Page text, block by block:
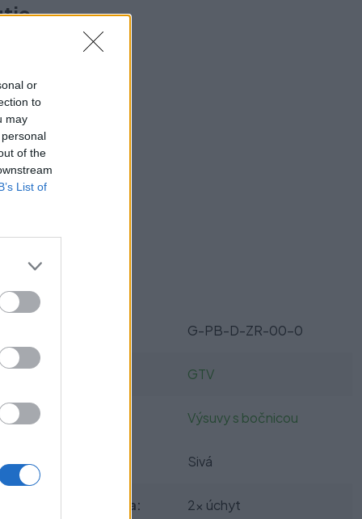
or
to
may
of the
List of
G-PB-D-ZR-00-0
GTV
Výsuvy s bočnicou
Sivá
Obsah balenia: 2x úchyt